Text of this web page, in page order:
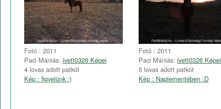
Fotó : 2011
Paci Mániás: ivett0326 Képei
4 lovas adott patkót
Kép : figyelünk :)
Fotó : 2011
Paci Mániás: ivett0326 Képei
5 lovas adott patkót
Kép : Naplementében :D